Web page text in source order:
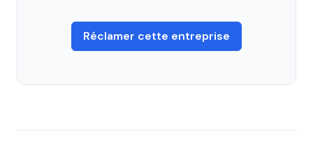
Réclamer cette entreprise